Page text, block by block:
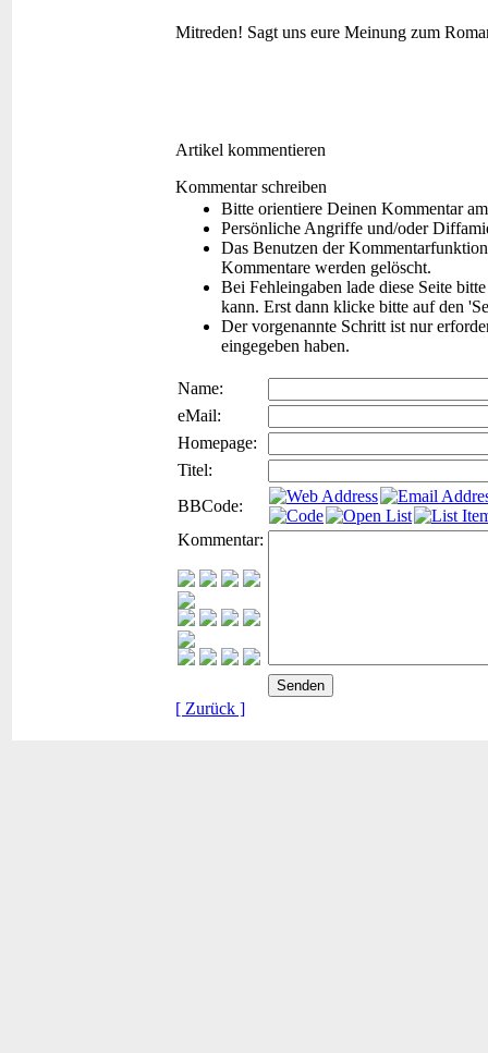
Mitreden! Sagt uns eure Meinung zum
Artikel kommentieren
Kommentar schreiben
Bitte orientiere Deinen Kommentar
Persönliche Angriffe und/oder
Das Benutzen der
Kommentare werden gelöscht.
Bei Fehleingaben lade diese Seite
kann. Erst dann klicke bitte auf den
Der vorgenannte Schritt ist nur
eingegeben haben.
Name:
eMail:
Homepage:
Titel:
BBCode:
Kommentar:
[ Zurück ]